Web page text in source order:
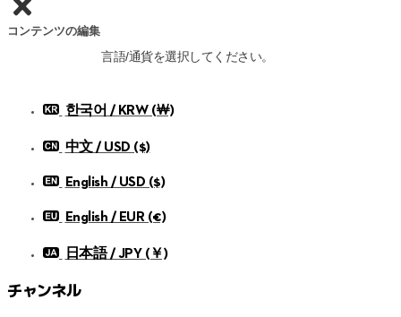
コンテンツの編集
言語/通貨を選択してください。
한국어 / KRW (￦)
中文 / USD ($)
English / USD ($)
English / EUR (€)
日本語 / JPY (￥)
チャンネル